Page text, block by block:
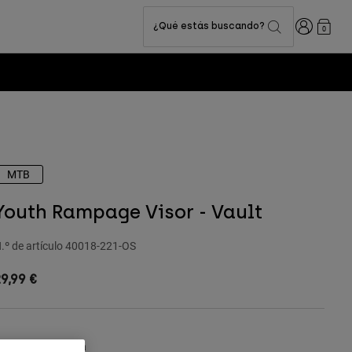
¿Qué estás buscando? Iniciar0
MTB
Rampage Visor - Vault
de artículo40018-221-OS
€
Verde salvia